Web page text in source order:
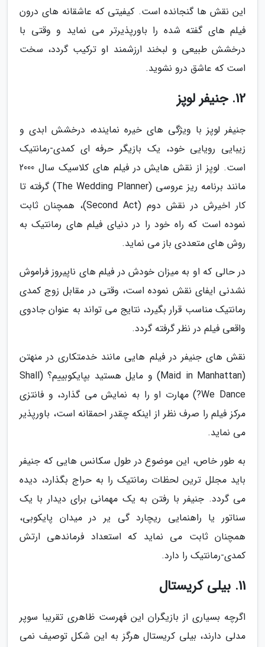
این نقش ها گنجانده است. کیفیتی که عاشقانه های درون
فیلم های گفته شده را باورپذیرتر می نماید و وقتی با
درخشش طبیعی و لبخند ارزشمند او ترکیب گردد، سخت
است که عاشق درو نشوید.
12. جنیفر لوپز
جنیفر لوپز با ویژگی های خیره نماینده، درخشش ابدی و
زیبایی رویایی خود، یک بازیگر حرفه ای کمدی-رمانتیک
است. لوپز از نقش هایش در فیلم های کلاسیک سال 2000
مانند برنامه ریز عروسی (The Wedding Planner) گرفته تا
کار اخیرش در نقش دوم (Second Act)، همچنان ثابت
نموده است که راه خود را در دنیای فیلم های رمانتیک به
روش های متعددی باز می نماید.
در حالی که او به میزان خودش در فیلم های ناپیروز فراموش
نشدنی ایفای نقش نموده است، وقتی در مقابل زوج کمدی
رمانتیک مناسب قرار بگیرد، نتایج می تواند به عنوان جادوی
واقعی فیلم در نظر گرفته گردد.
نقش های جنیفر در فیلم هایی مانند خدمتکاری در منهتن
(Maid in Manhattan) و مایل هستید بپایکوبییم؟ (Shall
We Dance?) مهارت او را به نمایش می گذارد، و فانتزی
مرکز فیلم را صرف نظر از اینکه چقدر احمقانه است، باورپذیر
می نماید.
به طور خاص، این موضوع در طول سکانس هایی که جنیفر
باید مجلل ترین لحظات رمانتیک را به حراج بگذارد، دیده
می گردد. جنیفر با رفتن به یک مهمانی برای دیدار با یک
سناتور یا راهنمایی ریچارد گی یر در میدان پایکوبی،
همچنان ثابت می نماید که استعداد فرماندهی ارتش
کمدی-رمانتیک را دارد.
11. بیلی کریستال
اگرچه بسیاری از بازیگران این فهرست ظاهری تقریبا سوپر
مدلی دارند، بیلی کریستال هرگز به این شکل توصیف نمی